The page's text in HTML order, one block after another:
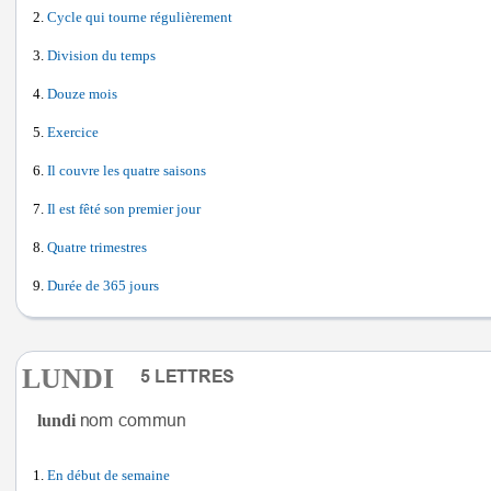
Cycle qui tourne régulièrement
Division du temps
Douze mois
Exercice
Il couvre les quatre saisons
Il est fêté son premier jour
Quatre trimestres
Durée de 365 jours
LUNDI
lundi
En début de semaine